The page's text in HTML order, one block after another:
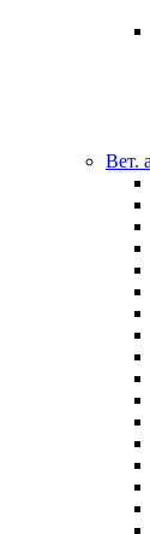
Вет.